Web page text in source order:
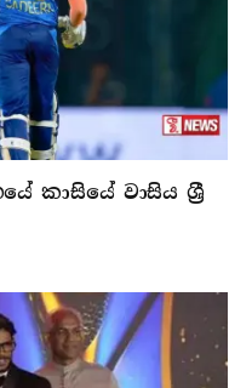
කාසියේ වාසිය ශ්‍රී